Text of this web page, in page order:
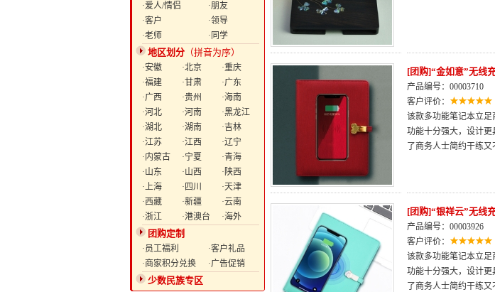
·爱人/情侣
·朋友
·客户
·领导
·老师
·同学
地区划分 （拼音为序）
·安徽 ·北京
·重庆
·福建
·甘肃
·广东
·广西
·贵州
·海南
·河北
·河南
·黑龙江
·湖北
·湖南
·吉林
·江苏
·江西
·辽宁
·内蒙古
·宁夏
·青海
·山东
·山西
·陕西
·上海
·四川
·天津
·西藏
·新疆
·云南
·浙江
·港澳台 ·海外
团购定制
·员工福利
·客户礼品
·商家积分兑换
·广告促销
少数民族专区
[团购]“金如意”无线
产品编号：00003710
客户评价：
该款多功能笔记本立足
功能十分强大，设计更
了商务人士简约干练又
[团购]“银祥云”无线
产品编号：00003926
客户评价：
该款多功能笔记本立足
功能十分强大，设计更
了商务人士简约干练又